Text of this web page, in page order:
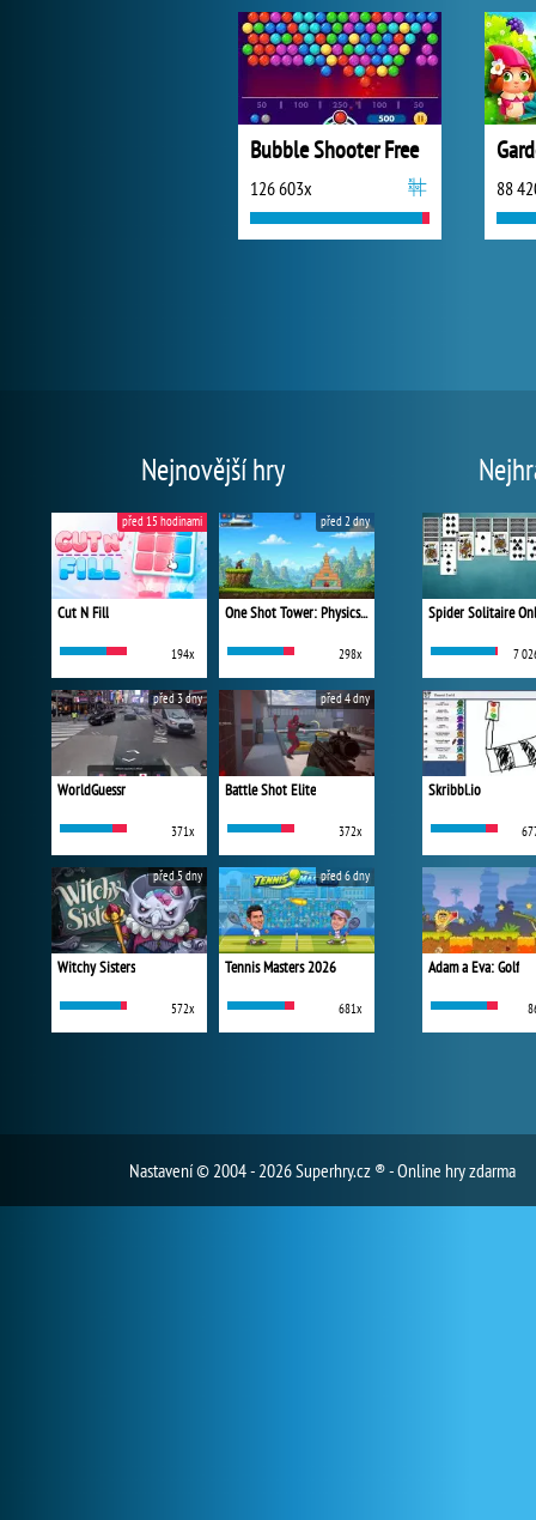
Bubble Shooter Free
126 603x 88
Nejnovější hry
Cut N Fill
194x
před 15 hodinami
One Shot Tower: Physics Destroyer
298x
před 2 dny
WorldGuessr
371x
před 3 dny
Battle Shot Elite
372x
před 4 dny
Witchy Sisters
572x
před 5 dny
Tennis Masters 2026
681x
před 6 dny
Spider Solitaire
7
Skribbl.io
Adam a Eva: Golf
Nastavení© 2004 - 2026 Superhry.cz ® - Online hry zdarma